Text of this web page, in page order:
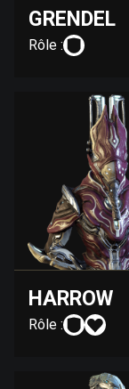
GRENDEL
Rôle :
HARROW
Rôle :